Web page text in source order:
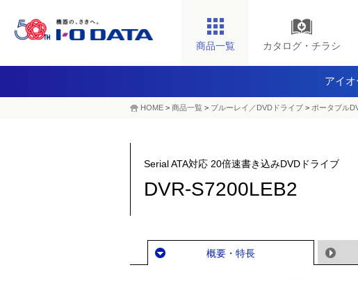
商品一覧 カタログ・チラシ
アイ
HOME > 商品一覧 > ブルーレイ／DVDドライブ > ポータブル
Serial ATA対応 20倍速書き込みDVDドライブ
DVR-S7200LEB2
概要・特長